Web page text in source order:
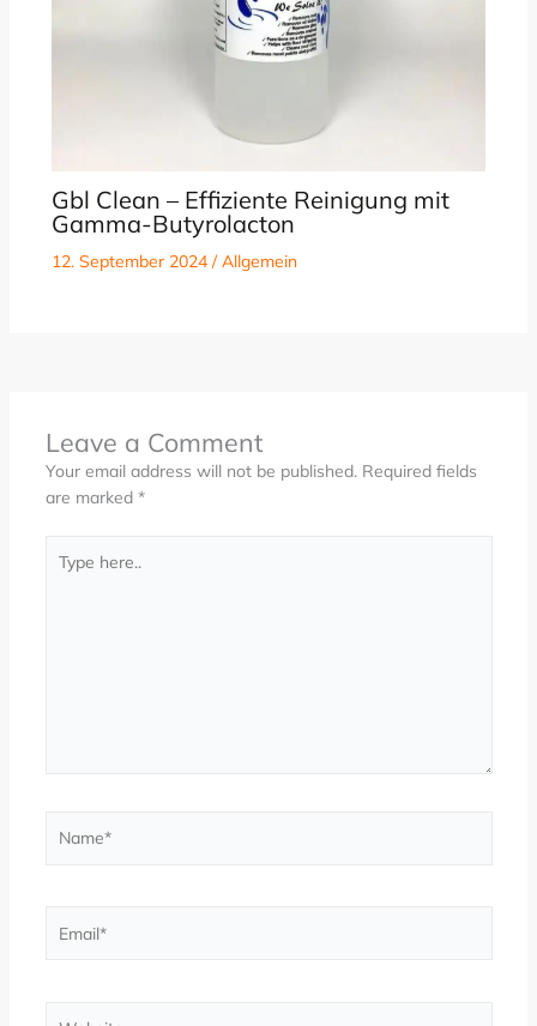
Gbl Clean – Effiziente Reinigung mit
Gamma-Butyrolacton
12. September 2024 /Allgemein
Leave a Comment
Your email address will not be published. Required fields
are marked *
here..